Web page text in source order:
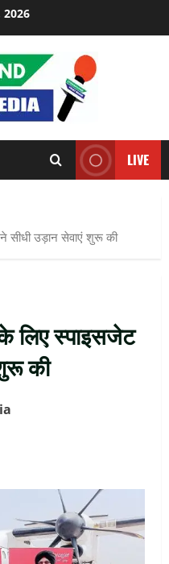
LIVE
सीधी उड़ान सेवाएं शुरू की
लिए स्पाइसजेट
की